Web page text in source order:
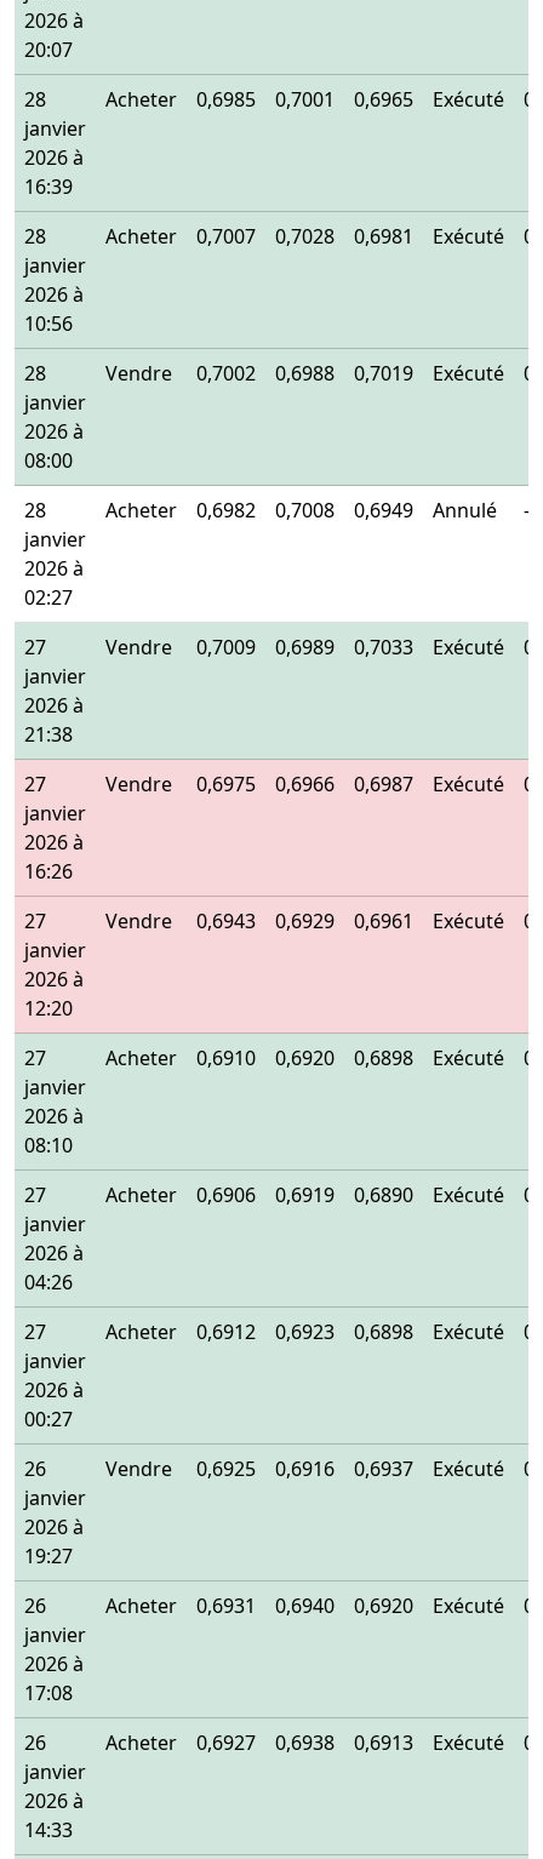
2026 à
20:07
28
janvier
2026 à
16:39
Acheter 0,6985 0,7001 0,6965 Exécuté
28
janvier
2026 à
10:56
Acheter 0,7007 0,7028 0,6981 Exécuté
28
janvier
2026 à
08:00
Vendre 0,7002 0,6988 0,7019 Exécuté
28
janvier
2026 à
02:27
Acheter 0,6982 0,7008 0,6949 Annulé -
27
janvier
2026 à
21:38
Vendre 0,7009 0,6989 0,7033 Exécuté
27
janvier
2026 à
16:26
Vendre 0,6975 0,6966 0,6987 Exécuté
27
janvier
2026 à
12:20
Vendre 0,6943 0,6929 0,6961 Exécuté
27
janvier
2026 à
08:10
Acheter 0,6910 0,6920 0,6898 Exécuté
27
janvier
2026 à
04:26
Acheter 0,6906 0,6919 0,6890 Exécuté
27
janvier
2026 à
00:27
Acheter 0,6912 0,6923 0,6898 Exécuté
26
janvier
2026 à
19:27
Vendre 0,6925 0,6916 0,6937 Exécuté
26
janvier
2026 à
17:08
Acheter 0,6931 0,6940 0,6920 Exécuté
26
janvier
2026 à
14:33
Acheter 0,6927 0,6938 0,6913 Exécuté